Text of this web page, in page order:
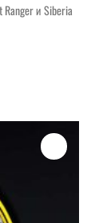
и Siberia